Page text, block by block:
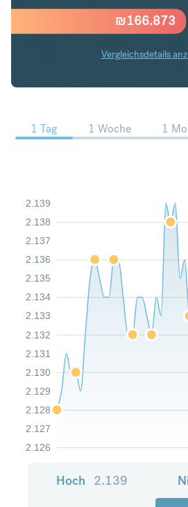
₪166.873
Vergleichsdetails
CAD in ILS
1 Tag 1 Woche 1
2.126
2.127
2.128
2.129
2.130
2.131
2.132
2.133
2.134
2.135
2.136
2.137
2.138
2.139
Hoch 2.139